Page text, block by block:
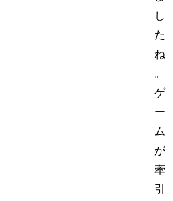
し
た
ね
。
ゲ
ー
ム
が
牽
引